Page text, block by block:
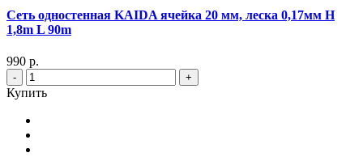
Сеть одностенная KAIDA ячейка 20 мм, леска 0,17мм Н
1,8m L 90m
990 р.
- +
Купить